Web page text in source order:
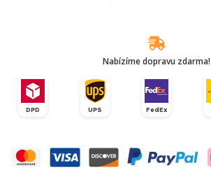
Nabízíme dopravu zdarma!
DPD UPS FedEx